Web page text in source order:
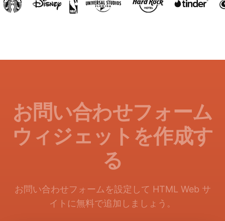
お問い合わせフォーム
ウィジェットを作成す
る
お問い合わせフォームを設定して HTML Web サ
イトに無料で追加しましょう。